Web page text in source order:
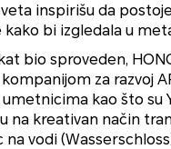
inspirišu da
kako bi izgledala u
bio sproveden,
kompanijom za razvoj
kao što su
na kreativan način
na vodi